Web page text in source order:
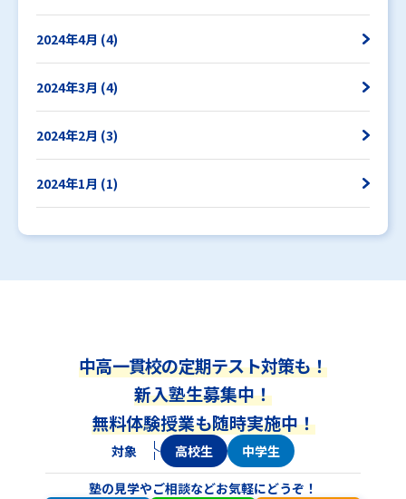
2024年4月 (4)
2024年3月 (4)
2024年2月 (3)
2024年1月 (1)
中高一貫校の定期テスト対策も！
新入塾生募集中！
無料体験授業も随時実施中！
対象 高校生 中学生
塾の見学やご相談などお気軽にどうぞ！